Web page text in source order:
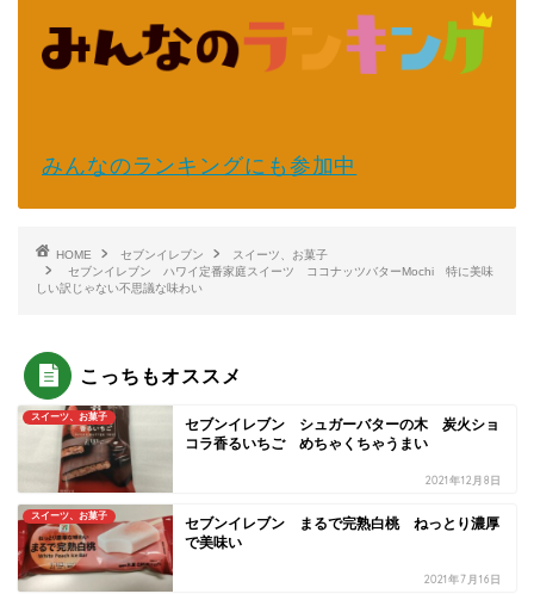
みんなのランキングにも参加中
HOME セブンイレブン
スイーツ、お菓子
セブンイレブン ハワイ定番家庭スイーツ ココナッツバターMochi 特に美味
しい訳じゃない不思議な味わい
こっちもオススメ
スイーツ、お菓子
セブンイレブン シュガーバターの木 炭火ショ
コラ香るいちご めちゃくちゃうまい
2021年12月8日
スイーツ、お菓子
セブンイレブン まるで完熟白桃 ねっとり濃厚
で美味い
2021年7月16日